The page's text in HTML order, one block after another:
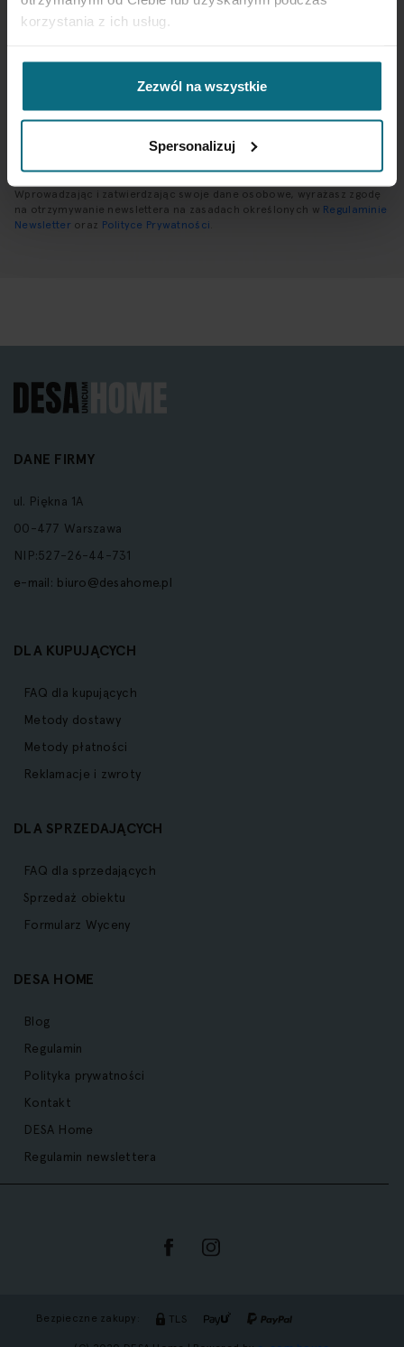
korzystania z ich usług.
Zezwól na wszystkie
Spersonalizuj
newslettera.
Subskrybuj
Wprowadzając i zatwierdzając swoje dane osobowe, wyrażasz zgodę
na otrzymywanie newslettera na zasadach określonych w Regulaminie
Newsletter oraz Polityce Prywatności
DANE FIRMY
ul. Piękna 1A
00-477 Warszawa
NIP:527-26-44-731
e-mail: biuro@desahome.pl
DLA KUPUJĄCYCH
FAQ dla kupujących
Metody dostawy
Metody płatności
Reklamacje i zwroty
DLA SPRZEDAJĄCYCH
FAQ dla sprzedających
Sprzedaż obiektu
Formularz Wyceny
DESA HOME
Blog
Regulamin
Polityka prywatności
Kontakt
DESA Home
Regulamin newslettera
Bezpieczne zakupy: TLS